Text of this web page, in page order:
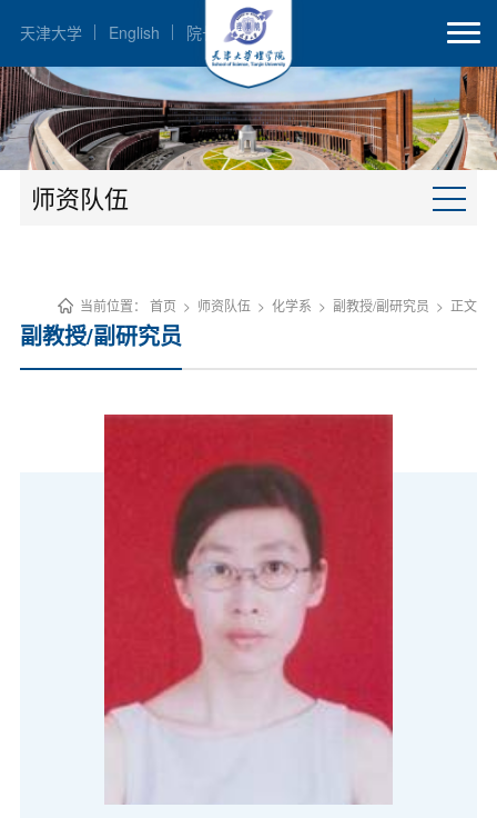
天津大学 English 院长邮箱
师资队伍
当前位置：首页 > 师资队伍 >化学系 >副教授/副研究员 > 正文
副教授/副研究员